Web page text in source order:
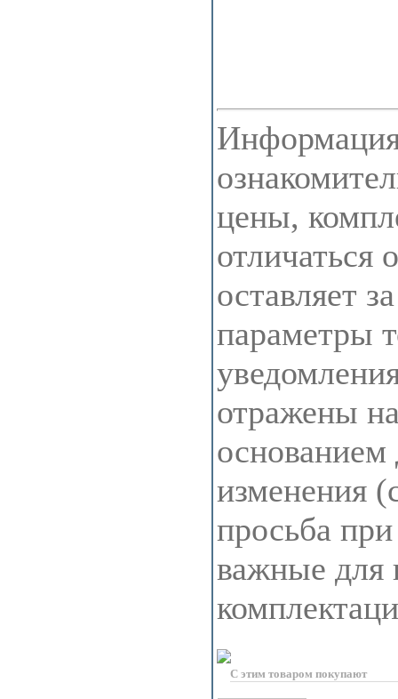
Информация
цены,
отличаться
оставляет
параметры
отражены
основанием
изменения
просьба
важные для
С этим товаром покупают